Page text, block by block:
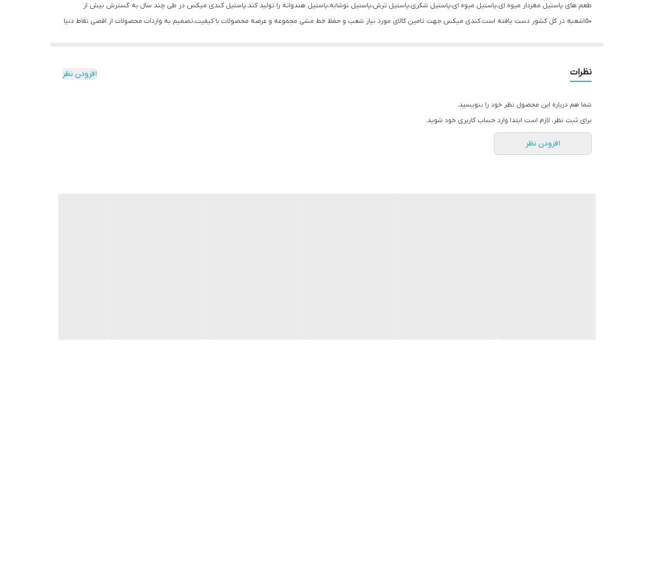
طعم های پاستیل مغزدار میوه ای،پاستیل میوه ای،پاستیل شکری،پاستیل ترش،پاستیل نوشابه،پاستیل هندوانه را تولید کند.پاستیل کندی میکس در طی چند سال به گسترش بیش از
150شعبه در کل کشور دست یافته است.کندی میکس جهت تامین کالای مورد نیاز شعب و حفظ خط مشی مجموعه و عرضه محصولات با کیفیت،تصمیم به واردات محصولات از اقصی نقاط دنیا
رنگ است با افزودن رنگ و مواد قندی تبدیل به پاستیل می کنند.از فواید پاستیل می توان گفت که غضروف ساز،دوست قلب،پیشگیری از پوکی استخوان،ترمیم بافت ماهیچه ها و تامین اسید
امینه ضروری بدن است ولی از طرف دیگر مصرف بی رویه پاستیل می تواند آسیب های زیادی به بدن برساند که موجب چاقی و اضافه وزن،اشتها را کور کرده و موجب سوء تغذیه می شود و
آید بنابراین پاستیل کندی میکس به دلیل وجود ژلاتین منبع خوبی از پرتئین به میزان 80درصد است.
نظرات افزودن نظر
شما هم درباره این محصول نظر خود را بنویسید.
برای ثبت نظر، لازم است ابتدا وارد حساب کاربری خود شوید.
افزودن نظر